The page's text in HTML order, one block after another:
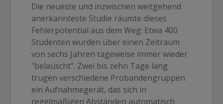
Die neueste und inzwischen weitgehend
anerkannteste Studie räumte dieses
Fehlerpotential aus dem Weg: Etwa 400
Studenten wurden über einen Zeitraum
von sechs Jahren tageweise immer wieder
“belauscht”. Zwei bis zehn Tage lang
trugen verschiedene Probandengruppen
ein Aufnahmegerät, das sich in
regelmäßigen Abständen automatisch